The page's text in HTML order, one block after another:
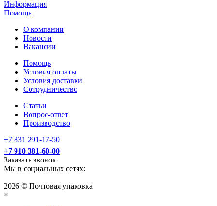
Информация
Помощь
О компании
Новости
Вакансии
Помощь
Условия оплаты
Условия доставки
Сотрудничество
Статьи
Вопрос-ответ
Производство
+7 831 291-17-50
+7 910 381-60-00
Заказать звонок
Мы в социальных сетях:
2026 © Почтовая упаковка
×